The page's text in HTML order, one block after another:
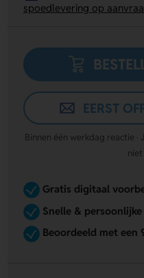
spoedlevering op
EERST
Binnen één werkdag reactie ·
Gratis digitaal
Snelle &
Beoordeeld met een